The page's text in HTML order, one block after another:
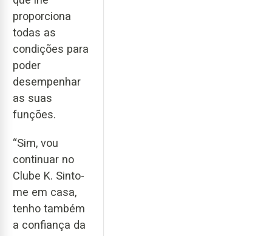
proporciona
todas as
condições para
poder
desempenhar
as suas
funções.
“Sim, vou
continuar no
Clube K. Sinto-
me em casa,
tenho também
a confiança da